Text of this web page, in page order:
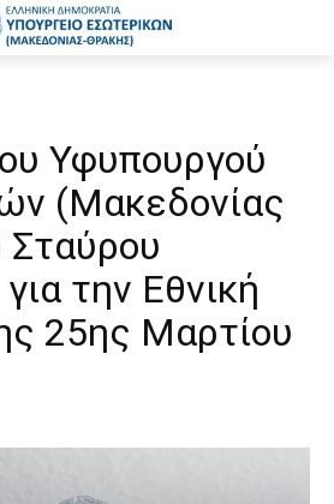
Υφυπουργού
(Μακεδονίας
την Εθνική
25ης Μαρτίου